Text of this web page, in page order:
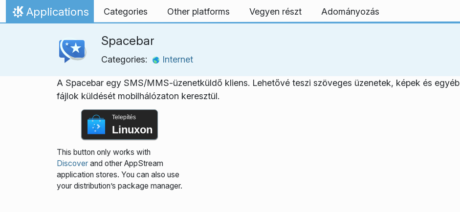
Ugrás a tartalomhoz
Kezdőlap
Applications Categories Other platforms Vegyen részt Adományozás
Spacebar
Categories: Internet
A Spacebar egy SMS/MMS-üzenetküldő kliens. Lehetővé teszi szöveges üzenetek, képek és egyéb
fájlok küldését mobilhálózaton keresztül.
Telepítés
Linuxon
This button only works with
Discoverand other AppStream
application stores. You can also use
your distribution’s package manager.